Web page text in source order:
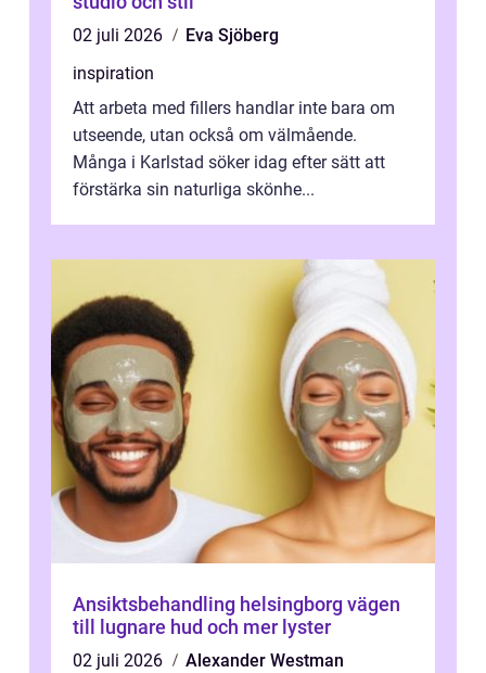
02 juli 2026
Eva Sjöberg
inspiration
Att arbeta med fillers handlar inte bara om
utseende, utan också om välmående.
Många i Karlstad söker idag efter sätt att
förstärka sin naturliga skönhe...
Ansiktsbehandling helsingborg vägen
till lugnare hud och mer lyster
02 juli 2026
Alexander Westman